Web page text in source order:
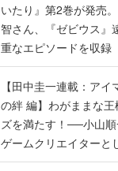
いたり』第2巻が発売
智さん、『ゼビウス』
重なエピソードを収録
【田中圭一連載：アイマ
の絆 編】わがままな
ズを満たす！──小山順
ゲームクリエイターと
【若ゲのいたり最終回